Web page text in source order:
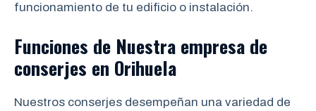
funcionamiento de tu edificio o instalación.
Funciones de Nuestra empresa de
conserjes en Orihuela
Nuestros conserjes desempeñan una variedad de